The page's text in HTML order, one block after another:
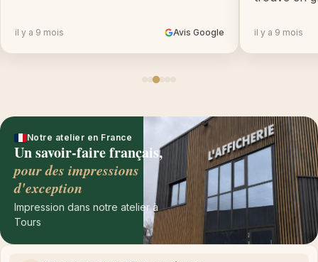
il y a 9 mois Avis Google il y a 9 mois
Notre atelier en France
Un savoir-faire français,
pour des impressions
d'exception
Impression dans notre atelier à
Tours